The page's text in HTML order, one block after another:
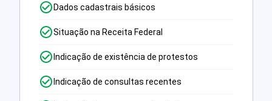
Dados cadastrais básicos
Situação na Receita Federal
Indicação de existência de protestos
Indicação de consultas recentes